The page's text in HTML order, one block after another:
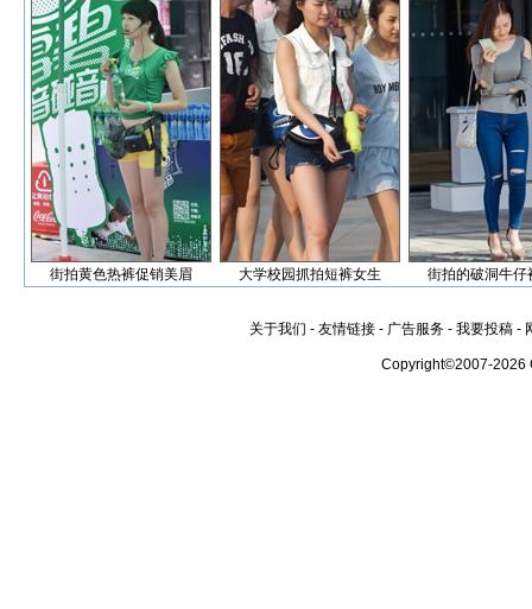
街拍黄色热裤促销美眉 大学校园抓拍短裤女生 街拍的破洞牛仔
关于我们 - 友情链接 - 广告服务 - 我要投稿 -
Copyright©2007-2026